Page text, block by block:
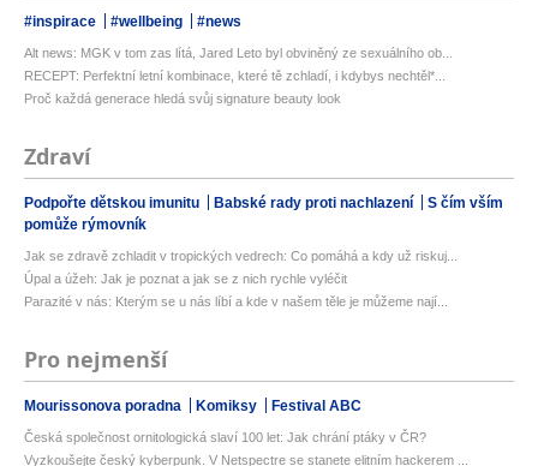
#inspirace #wellbeing #news
Alt news: MGK v tom zas lítá, Jared Leto byl obviněný ze sexuálního ob...
RECEPT: Perfektní letní kombinace, které tě zchladí, i kdybys nechtěl*...
Proč každá generace hledá svůj signature beauty look
Zdraví
Podpořte dětskou imunitu Babské rady proti nachlazení
S čím vším
pomůže rýmovník
Jak se zdravě zchladit v tropických vedrech: Co pomáhá a kdy už riskuj...
Úpal a úžeh: Jak je poznat a jak se z nich rychle vyléčit
Parazité v nás: Kterým se u nás líbí a kde v našem těle je můžeme nají...
Pro nejmenší
Mourissonova poradna Komiksy Festival ABC
Česká společnost ornitologická slaví 100 let: Jak chrání ptáky v ČR?
Vyzkoušejte český kyberpunk. V Netspectre se stanete elitním hackerem ...